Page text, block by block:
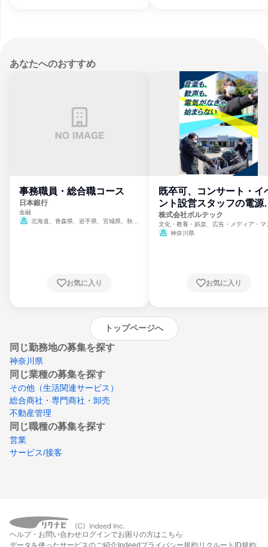
あなたへのおすすめ
事務職員・総合職コース
日本銀行
金融
北海道、青森県、岩手県、宮城県、秋田
崎県、熊本県、大分県、宮崎県、鹿児島県、
お気に入り
既卒可、コンサート・イ
ント設営スタッフの電源
門
株式会社ボルテック
文化・教養・娯楽、広告・メディア・マ
ミ、電力・ガス・水道・エネルギー
神奈川県
お気に入り
トップページへ
同じ勤務地の募集を探す
神奈川県
同じ業種の募集を探す
その他（生活関連サービス）
総合商社・専門商社・卸売
不動産管理
同じ職種の募集を探す
営業
サービス/接客
ヘルプ・お問い合わせ ログインでお困りの方はこちら
データを使ったサービスのご紹介Indeedプライバシー規約 リクルートID規約